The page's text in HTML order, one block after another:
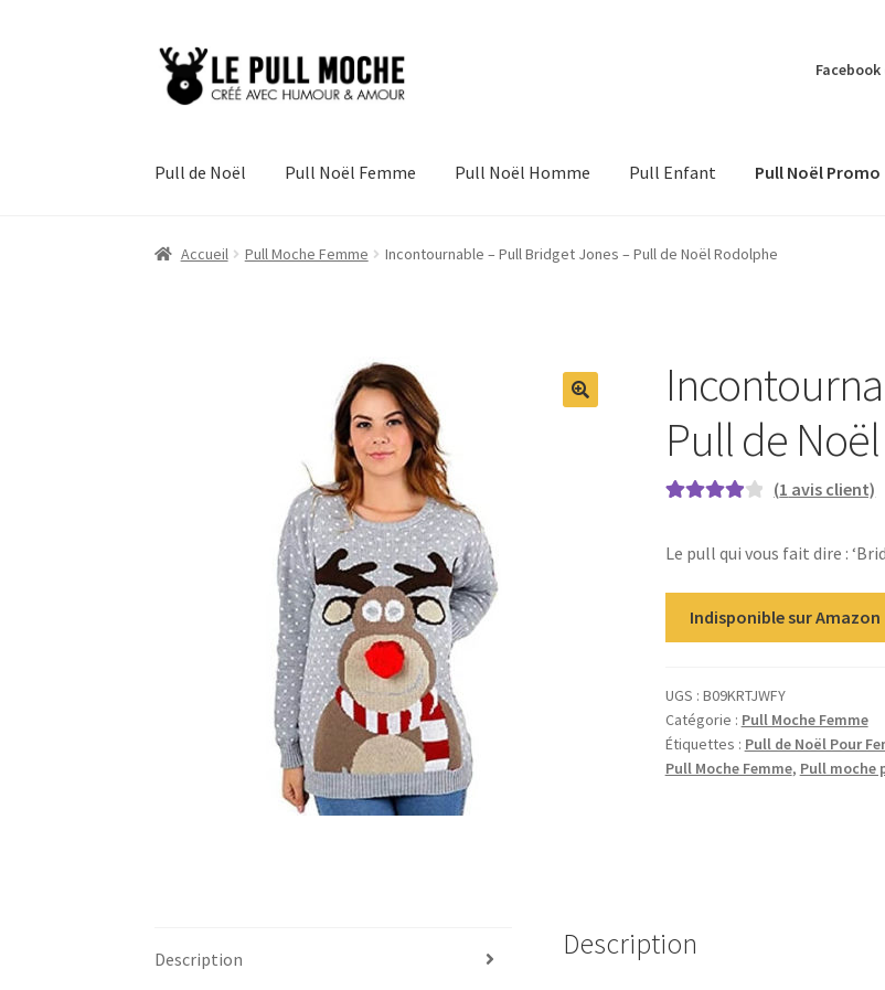
Aller
Aller
au
Pull de Noël Pull Noël Femme Pull Noël Homme Pull Enfant Pull Noël Promo
Accueil Pull Moche Femme Incontournable – Pull Bridget Jones – Pull de Noël Rodolphe
Pull de
sur 5 basé
notation
client
(1 avis client)
Le pull qui vous fait dire :
Indisponible sur Amazon
UGS : B09KRTJWFY
Catégorie : Pull Moche Femme
Étiquettes : Pull de Noël Pour
Pull Moche Femme, Pull moche
Description Description